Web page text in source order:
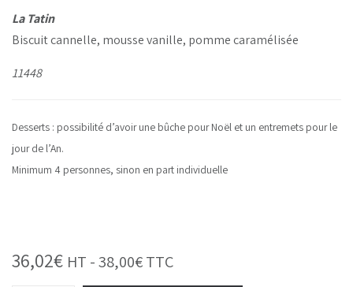
La Tatin
Biscuit cannelle, mousse vanille, pomme caramélisée
11448
Desserts : possibilité d’avoir une bûche pour Noël et un entremets pour le
jour de l’An.
Minimum 4 personnes, sinon en part individuelle
36,02€ HT -38,00€TTC